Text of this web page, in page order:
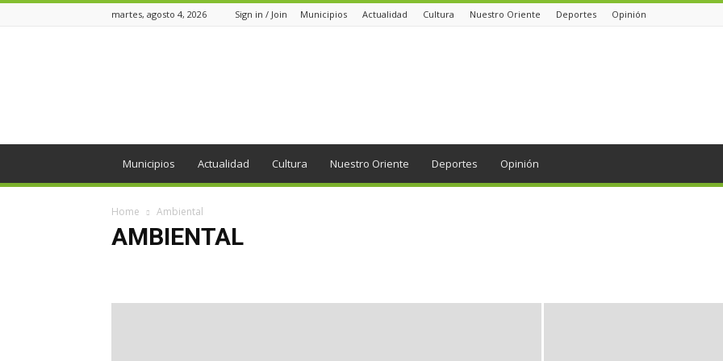
martes, agosto 4, 2026 Sign in / Join Municipios Actualidad Cultura Nuestro Oriente Deportes Opinión
Municipios Actualidad Cultura Nuestro Oriente Deportes Opinión
Home Ambiental
AMBIENTAL
Interés Político
Internacional Medio Ambiente Movilidad Municipios Nuestro Oriente Opinión
Orden público